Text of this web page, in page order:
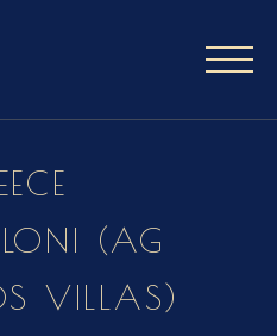
(AG
VILLAS)